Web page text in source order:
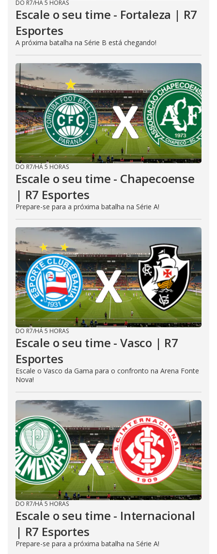
DO R7/HÁ 5 HORAS
Escale o seu time - Fortaleza | R7
Esportes
A próxima batalha na Série B está chegando!
DO R7/HÁ 5 HORAS
Escale o seu time - Chapecoense
| R7 Esportes
Prepare-se para a próxima batalha na Série A!
DO R7/HÁ 5 HORAS
Escale o seu time - Vasco | R7
Esportes
Escale o Vasco da Gama para o confronto na Arena Fonte
Nova!
DO R7/HÁ 5 HORAS
Escale o seu time - Internacional
| R7 Esportes
Prepare-se para a próxima batalha na Série A!